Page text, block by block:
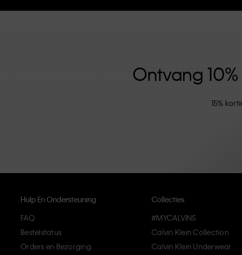
Ontvang
15%
Hulp En Ondersteuning
FAQ
Bestelstatus
Orders en Bezorging
Collecties
#MYCALVINS
Calvin Klein Collection
Calvin Klein Underwear